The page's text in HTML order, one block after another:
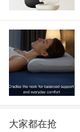
大家都在抢